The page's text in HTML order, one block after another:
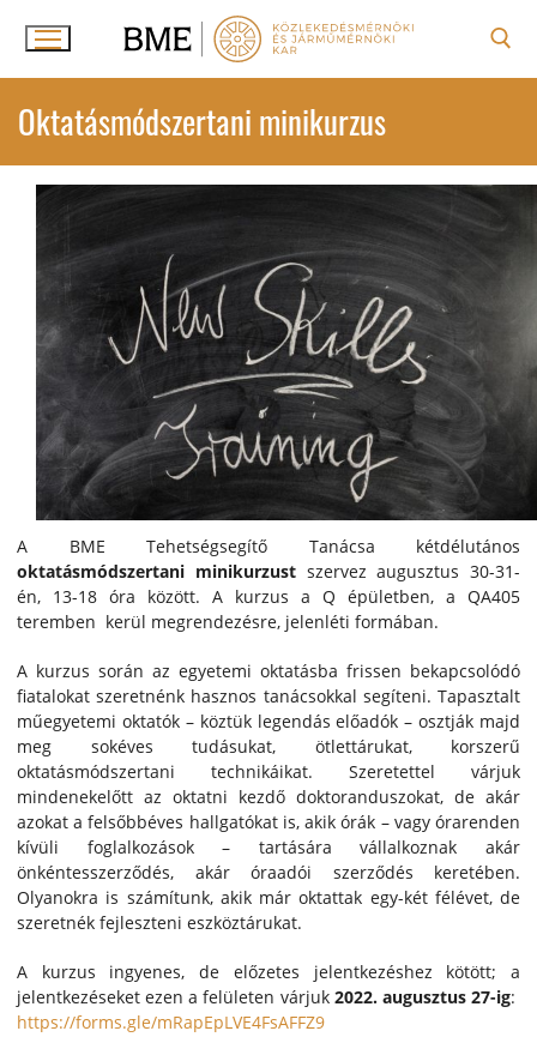
Oktatásmódszertani minikurzus
A BME Tehetségsegítő Tanácsa kétdélutános
oktatásmódszertani minikurzustszervez augusztus 30-31-
én, 13-18 óra között. A kurzus a Q épületben, a QA405
teremben kerül megrendezésre, jelenléti formában.
A kurzus során az egyetemi oktatásba frissen bekapcsolódó
fiatalokat szeretnénk hasznos tanácsokkal segíteni. Tapasztalt
műegyetemi oktatók – köztük legendás előadók – osztják majd
meg sokéves tudásukat, ötlettárukat, korszerű
oktatásmódszertani technikáikat. Szeretettel várjuk
mindenekelőtt az oktatni kezdő doktoranduszokat, de akár
azokat a felsőbbéves hallgatókat is, akik órák – vagy órarenden
kívüli foglalkozások – tartására vállalkoznak akár
önkéntesszerződés, akár óraadói szerződés keretében.
Olyanokra is számítunk, akik már oktattak egy-két félévet, de
szeretnék fejleszteni eszköztárukat.
A kurzus ingyenes, de előzetes jelentkezéshez kötött; a
jelentkezéseket ezen a felületen várjuk 2022. augusztus 27-ig:
https://forms.gle/mRapEpLVE4FsAFFZ9